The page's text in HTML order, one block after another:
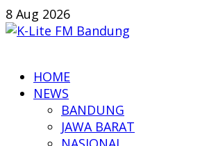
Skip
to
8 Aug 2026
Lite
Bandung
HOME
NEWS
BANDUNG
JAWA BARAT